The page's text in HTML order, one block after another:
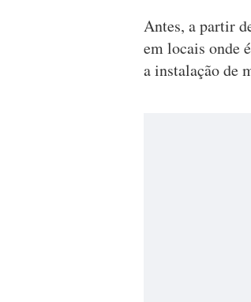
Antes, a partir
em locais onde
a instalação de